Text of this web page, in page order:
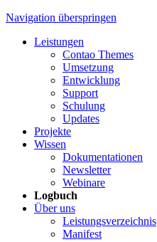
Navigation überspringen
Leistungen
Contao Themes
Umsetzung
Entwicklung
Support
Schulung
Updates
Projekte
Wissen
Dokumentationen
Newsletter
Webinare
Logbuch
Über uns
Leistungsverzeichnis
Manifest